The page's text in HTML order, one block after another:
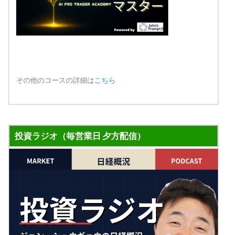
その他のコースの詳細はこちら
投資ラジオ（毎営業日 夕方配信）